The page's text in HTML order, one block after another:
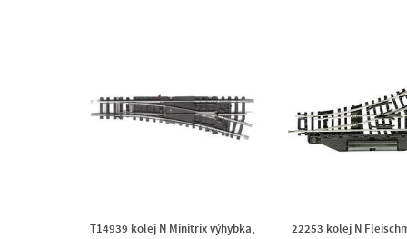
T14939 kolej N Minitrix výhybka,
22253 kolej N